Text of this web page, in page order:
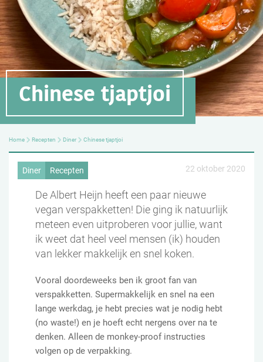
Chinese tjaptjoi
Home Recepten Diner Chinese tjaptjoi
Diner Recepten 22 oktober 2020
De Albert Heijn heeft een paar nieuwe
vegan verspakketten! Die ging ik natuurlijk
meteen even uitproberen voor jullie, want
ik weet dat heel veel mensen (ik) houden
van lekker makkelijk en snel koken.
Vooral doordeweeks ben ik groot fan van
verspakketten. Supermakkelijk en snel na een
lange werkdag, je hebt precies wat je nodig hebt
(no waste!) en je hoeft echt nergens over na te
denken. Alleen de monkey-proof instructies
volgen op de verpakking.